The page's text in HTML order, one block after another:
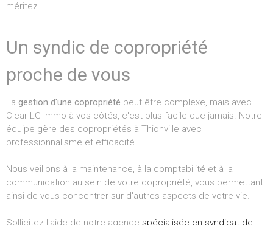
méritez.
Un syndic de copropriété
proche de vous
La gestion d'une copropriété peut être complexe, mais avec
Clear LG Immo à vos côtés, c'est plus facile que jamais. Notre
équipe gère des copropriétés à Thionville avec
professionnalisme et efficacité.
Nous veillons à la maintenance, à la comptabilité et à la
communication au sein de votre copropriété, vous permettant
ainsi de vous concentrer sur d'autres aspects de votre vie.
Sollicitez l'aide de notre agence spécialisée en syndicat de